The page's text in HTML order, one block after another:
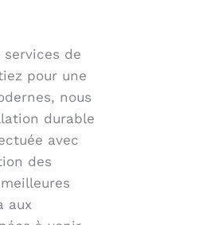
de
pour une
nous
durable
avec
des
aux